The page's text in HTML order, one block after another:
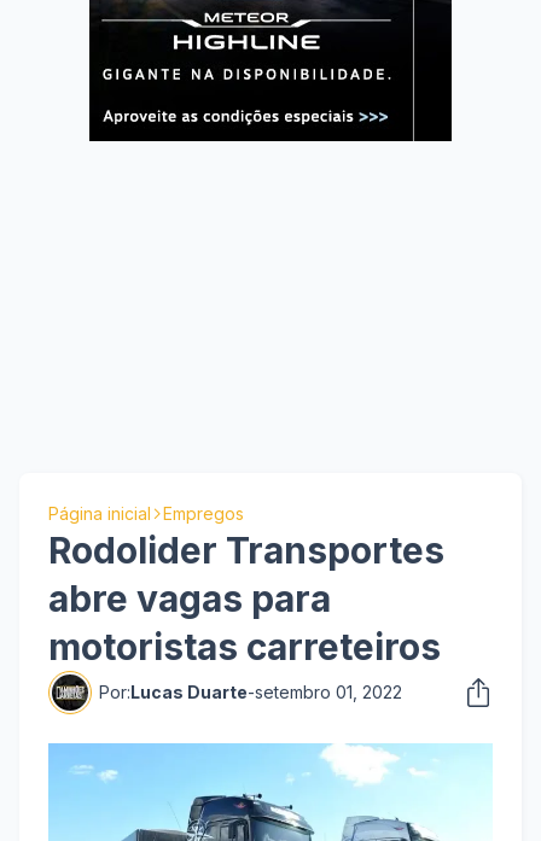
Página inicial Empregos
Rodolider Transportes
abre vagas para
motoristas carreteiros
Por:Lucas Duarte-setembro 01, 2022